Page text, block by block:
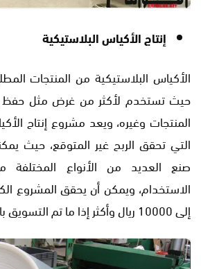
إنتاج الأكياس البلاستيكية
الأكياس البلاستيكية من المنتجات
حيث تستخدم لأكثر من غرض مثل حفظ
المنتجات وغيره، ويعد مشروع إنتاح
التي تحقق الربح غير المتوقع، حيث
صنع العديد من الأنواع المختلفة
الاستخدام، ويمكن أن يحقق المشروع
إلى 10000 ريال وأكثر إذا ما تم التسويق باحترافية.